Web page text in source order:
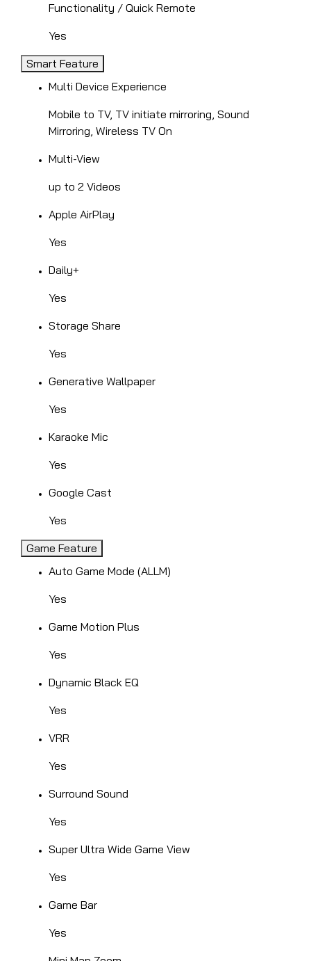
Functionality / Quick Remote
Yes
Smart Feature
Multi Device Experience
Mobile to TV, TV initiate mirroring, Sound
Mirroring, Wireless TV On
Multi-View
up to 2 Videos
Apple AirPlay
Yes
Daily+
Yes
Storage Share
Yes
Generative Wallpaper
Yes
Karaoke Mic
Yes
Google Cast
Yes
Game Feature
Auto Game Mode (ALLM)
Yes
Game Motion Plus
Yes
Dynamic Black EQ
Yes
VRR
Yes
Surround Sound
Yes
Super Ultra Wide Game View
Yes
Game Bar
Yes